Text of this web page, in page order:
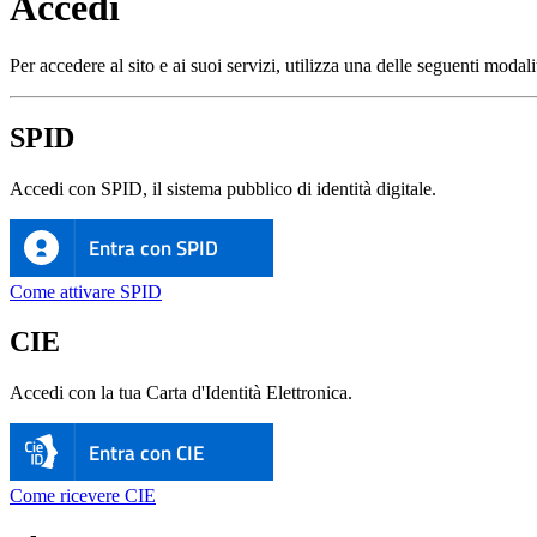
Per accedere al sito e ai suoi servizi, utilizza una delle seguenti
SPID
Accedi con SPID, il sistema pubblico di identità digitale.
Entra con SPID
Come attivare SPID
CIE
Accedi con la tua Carta d'Identità Elettronica.
Entra con CIE
Come ricevere CIE